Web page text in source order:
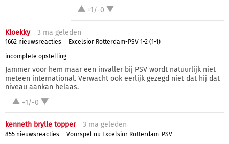
+1/-0
Kloekky 3 ma geleden
1662 nieuwsreacties
Excelsior Rotterdam-PSV 1-2 (1-1)
incomplete opstelling
Jammer voor hem maar een invaller bij PSV wordt natuurlijk niet
meteen international. Verwacht ook eerlijk gezegd niet dat hij dat
niveau aankan helaas.
+1/-0
kenneth brylle topper 3 ma geleden
855 nieuwsreacties
Voorspel nu Excelsior Rotterdam-PSV